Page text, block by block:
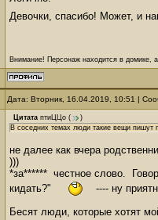
Девочки, спасибо! Может, и
Внимание! Персонаж находится в домике,
Дата: Вторник, 16.04.2019, 10:51 |
Цитата птиЦЦо (
)
В соседних темах люди такие вещи пишут
не далее как вчера
)))
*за****** честное слово.
кидать?"
---- ну
Бесят люди, которые хотят